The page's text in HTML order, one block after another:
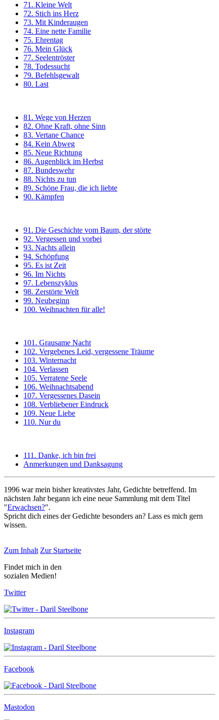
71. Kleine Welt
72. Stich ins Herz
73. Mit Kinderaugen
74. Eine nette Familie
75. Ehrentag
76. Mein Glück
77. Seelentröster
78. Todessucht
79. Befehlsgewalt
80. Last
81. Wege von Herzen
82. Ohne Kraft, ohne Sinn
83. Vertane Chance
84. Kein Abweg
85. Neue Richtung
86. Augenblick im Herbst
87. Bundeswehr
88. Nichts zu tun
89. Schöne Frau, die ich liebte
90. Kämpfen
91. Die Geschichte vom Baum, der störte
92. Vergessen und vorbei
93. Nachts allein
94. Schöpfung
95. Es ist Zeit
96. Im Nichts
97. Lebenszyklus
98. Zerstörte Welt
99. Neubeginn
100. Weihnachten für alle!
101. Grausame Nacht
102. Vergebenes Leid, vergessene Träume
103. Winternacht
104. Verlassen
105. Verratene Seele
106. Weihnachtsabend
107. Vergessenes Dasein
108. Verbliebener Eindruck
109. Neue Liebe
110. Nur du
111. Danke, ich bin frei
Anmerkungen und Danksagung
1996 war mein bisher kreativstes Jahr, Gedichte betreffend. Im
nächsten Jahr begann ich eine neue Sammlung mit dem Titel
"Erwachsen?".
Spricht dich eines der Gedichte besonders an? Lass es mich gern
wissen.
Zum Inhalt Zur Startseite
Findet mich in den
sozialen Medien!
Twitter
Instagram
Facebook
Mastodon